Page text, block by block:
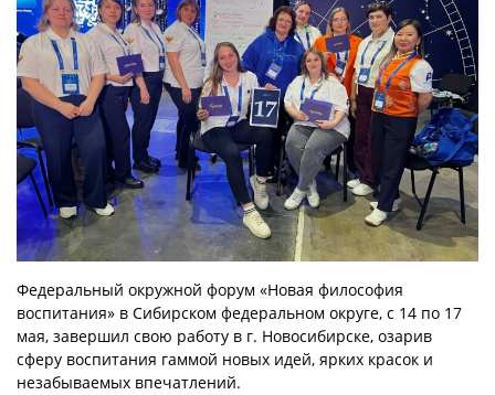
Федеральный окружной форум «Новая философия
воспитания» в Сибирском федеральном округе, с 14 по 17
мая, завершил свою работу в г. Новосибирске, озарив
сферу воспитания гаммой новых идей, ярких красок и
незабываемых впечатлений.